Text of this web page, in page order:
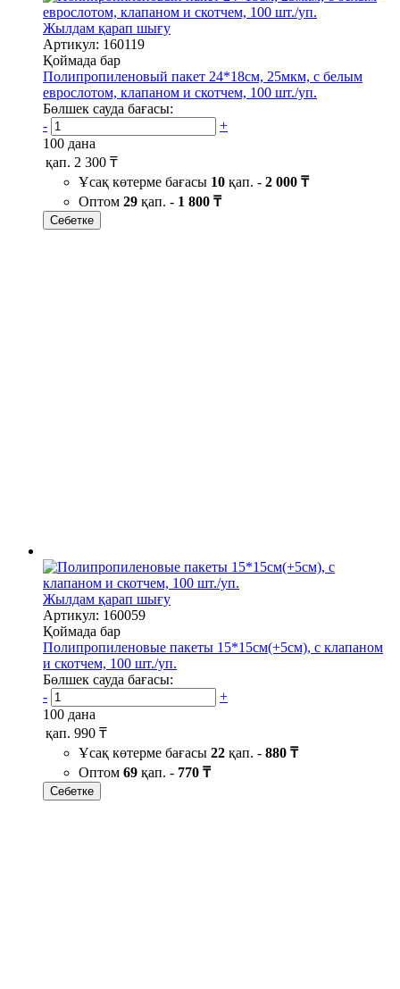
Жылдам қарап шығу
Артикул: 160119
Қоймада бар
Полипропиленовый пакет 24*18см, 25мкм, с белым
еврослотом, клапаном и скотчем, 100 шт./уп.
Бөлшек сауда бағасы:
-
+
100 дана
қап. 2 300 ₸
Ұсақ көтерме бағасы 10 қап. - 2 000 ₸
Оптом 29 қап. - 1 800 ₸
Себетке
Жылдам қарап шығу
Артикул: 160059
Қоймада бар
Полипропиленовые пакеты 15*15см(+5см), с клапаном
и скотчем, 100 шт./уп.
Бөлшек сауда бағасы:
-
+
100 дана
қап. 990 ₸
Ұсақ көтерме бағасы 22 қап. - 880 ₸
Оптом 69 қап. - 770 ₸
Себетке